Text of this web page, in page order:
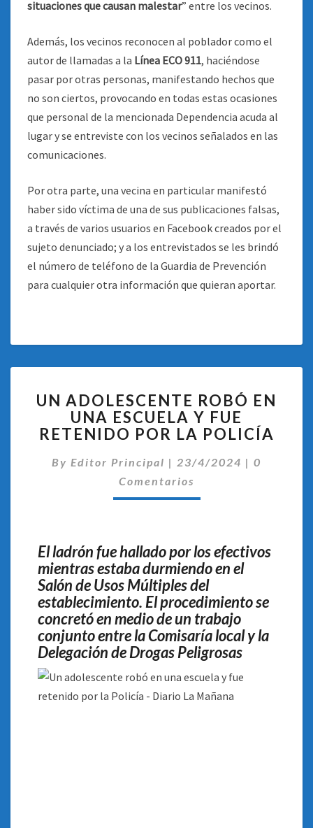
situaciones que causan malestar” entre los vecinos.
Además, los vecinos reconocen al poblador como el
autor de llamadas a la Línea ECO 911, haciéndose
pasar por otras personas, manifestando hechos que
no son ciertos, provocando en todas estas ocasiones
que personal de la mencionada Dependencia acuda al
lugar y se entreviste con los vecinos señalados en las
comunicaciones.
Por otra parte, una vecina en particular manifestó
haber sido víctima de una de sus publicaciones falsas,
a través de varios usuarios en Facebook creados por el
sujeto denunciado; y a los entrevistados se les brindó
el número de teléfono de la Guardia de Prevención
para cualquier otra información que quieran aportar.
ADOLESCENTE
ROBÓ
EN
ESCUELA
Y
POLICÍA
UN ADOLESCENTE ROBÓ EN
UNA ESCUELA Y FUE
RETENIDO POR LA POLICÍA
By Editor Principal | 23/4/2024 | 0
Comentarios
El ladrón fue hallado por los efectivos
mientras estaba durmiendo en el
Salón de Usos Múltiples del
establecimiento. El procedimiento se
concretó en medio de un trabajo
conjunto entre la Comisaría local y la
Delegación de Drogas Peligrosas